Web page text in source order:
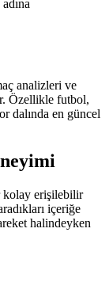
analizleri ve
Özellikle futbol,
dalında en güncel
kolay erişilebilir
içeriğe
halindeyken